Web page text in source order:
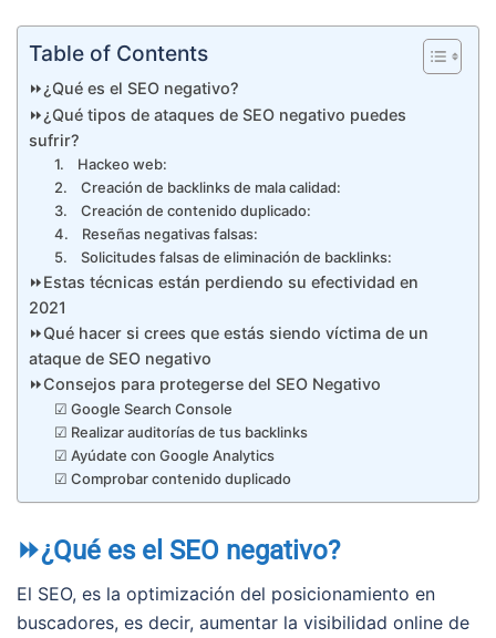
Table of Contents
⏩¿Qué es el SEO negativo?
⏩¿Qué tipos de ataques de SEO negativo puedes
sufrir?
1. Hackeo web:
2. Creación de backlinks de mala calidad:
3. Creación de contenido duplicado:
4. Reseñas negativas falsas:
5. Solicitudes falsas de eliminación de backlinks:
⏩Estas técnicas están perdiendo su efectividad en
2021
⏩Qué hacer si crees que estás siendo víctima de un
ataque de SEO negativo
⏩Consejos para protegerse del SEO Negativo
☑ Google Search Console
☑ Realizar auditorías de tus backlinks
☑ Ayúdate con Google Analytics
☑ Comprobar contenido duplicado
⏩¿Qué es el SEO negativo?
El SEO, es la optimización del posicionamiento en
buscadores, es decir, aumentar la visibilidad online de